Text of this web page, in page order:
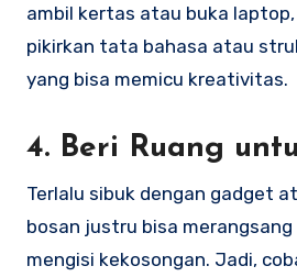
ambil kertas atau buka
pikirkan tata bahasa atau
yang bisa memicu kreativitas.
4. Beri Ruang
Terlalu sibuk dengan gadget
bosan justru bisa
mengisi kekosongan. Jadi,